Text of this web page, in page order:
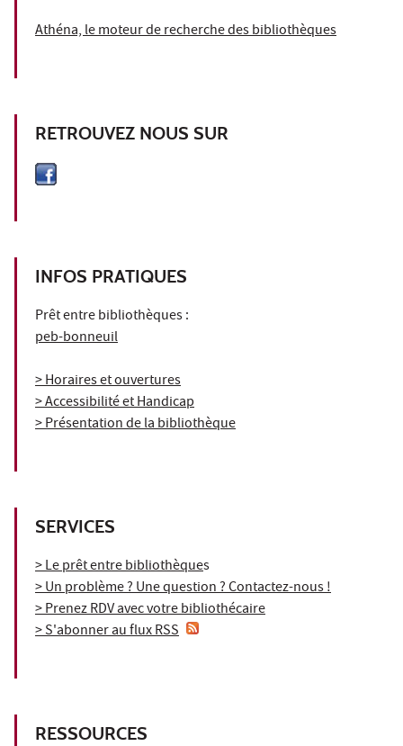
Athéna, le moteur de recherche des bibliothèques
RETROUVEZ NOUS SUR
INFOS PRATIQUES
Prêt entre bibliothèques :
peb-bonneuil
> Horaires et ouvertures
> Accessibilité et Handicap
> Présentation de la bibliothèque
SERVICES
> Le prêt entre bibliothèques
> Un problème ? Une question ? Contactez-nous !
> Prenez RDV avec votre bibliothécaire
> S'abonner au flux RSS
RESSOURCES